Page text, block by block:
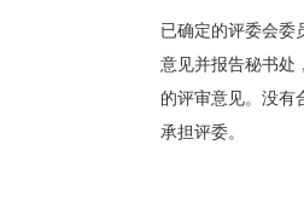
已确定的评委会委
意见并报告秘书处
的评审意见。没有
承担评委。